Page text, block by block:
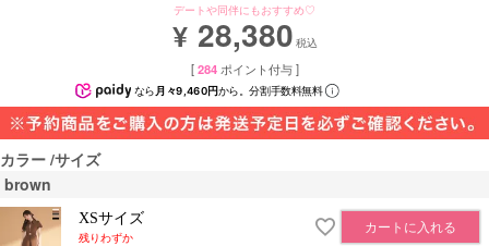
デートや同伴にもおすすめ♡
¥ 28,380 税込
[ 284 ポイント付与 ]
なら 月々9,460円から。分割手数料無料
カラー サイズ
brown
XSサイズ
残りわずか
カートに入れる